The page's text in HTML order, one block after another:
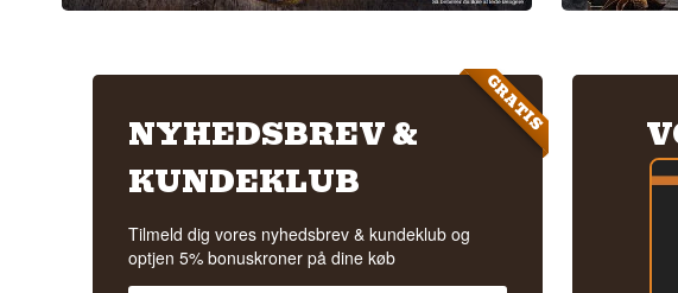
GRATIS
NYHEDSBREV &
KUNDEKLUB
Tilmeld dig vores nyhedsbrev & kundeklub og
optjen 5% bonuskroner på dine køb